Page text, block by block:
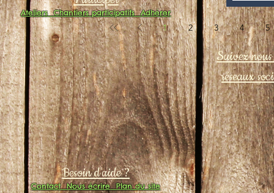
1 2 3 4 5
AteliersChantiers participatifsAdhérer
Suivez
réseaux
Besoin d'aide ?
ContactNous écrirePlan du site